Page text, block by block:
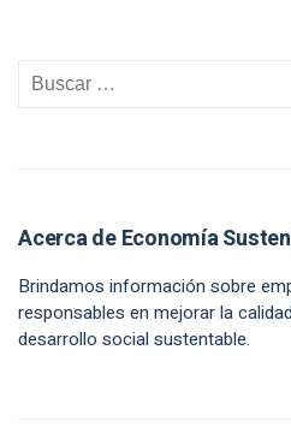
Acerca de Economía
Brindamos información sobre
responsables en mejorar la
desarrollo social sustentable.